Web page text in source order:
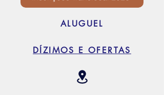
ALUGUEL
DÍZIMOS E OFERTAS